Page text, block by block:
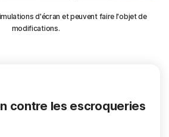
d'écran et peuvent faire l'objet de
modifications.
contre les escroqueries